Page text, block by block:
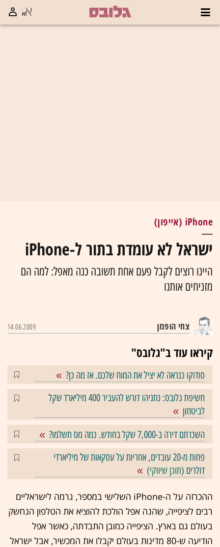
iPhone (אייפון)
ישראל לא עומדת בתור ל-iPhone
היינו רוצים לקבל פעם אחת תשובה כנה מאפל: למה הם
מזניחים אותנו
צחי הופמן 14.06.2009
קיראו עוד ב"גלובס"
סודוקו כנראה לא יציל את המוח שלכם. אז מה כן?
חשיפת גלובס: נתניהו דורש להעביר 400 מיליארד שקל
לביטחון
השכרתם דירה ב-7,000 שקל בחודש. כמה מס תשלמו?
פחות מ-20 עובדים, אחריות על עסקאות של מיליארדי
דולרים (תוכן שיווקי)
ההכרזה על ה-iPhone השלישי במספר, גרמה לישראליים
רבים לציפייה, שהנה אפל הולכת להוציא את הטלפון הנחשק
בעולם גם בארץ. הציפייה כמובן התבדתה, כאשר אפל
הודיעה ש-80 מדינות בעולם יקבלו את המכשיר, אבל ישראל